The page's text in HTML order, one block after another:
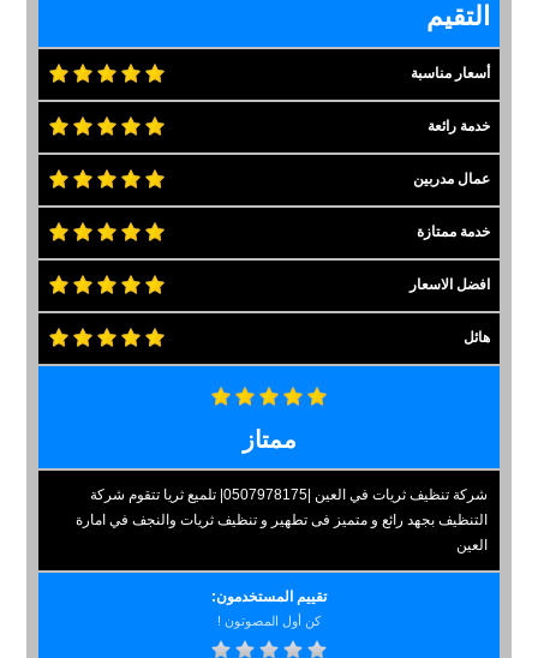
التقيم
أسعار مناسبة
خدمة رائعة
عمال مدربين
خدمة ممتازة
افضل الاسعار
هائل
ممتاز
شركة تنظيف ثريات في العين |0507978175| تلميع ثريا تتقوم شركة
التنظيف بجهد رائع و متميز فى تطهير و تنظيف ثريات والنجف في امارة
العين
تقييم المستخدمون:
كن أول المصوتون !